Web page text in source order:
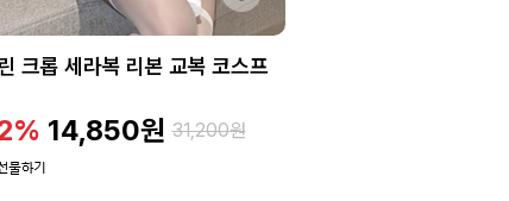
크롭 세라복 리본 교복 코스프
14,850원 31,200원